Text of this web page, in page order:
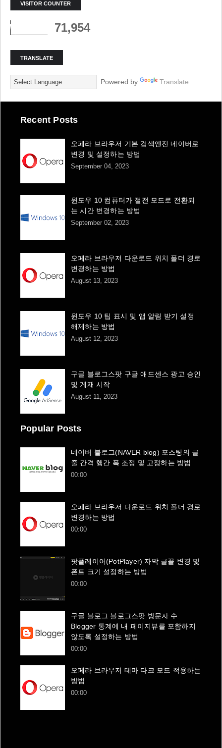
VISITOR COUNTER
71,954
TRANSLATE
Powered by Translate
Recent Posts
오페라 브라우저 기본 검색엔진 네이버로
변경 및 설정하는 방법
September 04, 2023
윈도우 10 컴퓨터가 절전 모드로 전환되
는 시간 변경하는 방법
September 02, 2023
오페라 브라우저 다운로드 위치 폴더 경로
변경하는 방법
August 13, 2023
윈도우 10 팁 표시 및 앱 알림 받기 설정
해제하는 방법
August 12, 2023
구글 블로그스팟 구글 애드센스 광고 승인
및 게재 시작
August 11, 2023
Popular Posts
네이버 블로그(NAVER blog) 포스팅의 글
줄 간격 행간 폭 조정 및 고정하는 방법
00:00
오페라 브라우저 다운로드 위치 폴더 경로
변경하는 방법
00:00
팟플레이어(PotPlayer) 자막 글꼴 변경 및
폰트 크기 설정하는 방법
00:00
구글 블로그 블로그스팟 방문자 수
Blogger 통계에 내 페이지뷰를 포함하지
않도록 설정하는 방법
00:00
오페라 브라우저 테마 다크 모드 적용하는
방법
00:00